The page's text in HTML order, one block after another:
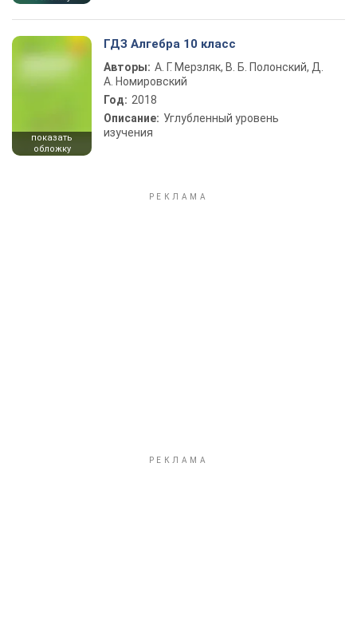
показать
обложку
ГДЗ Алгебра 10 класс
Авторы: А. Г. Мерзляк, В. Б. Полонский, Д.
А. Номировский
Год: 2018
Описание: Углубленный уровень
изучения